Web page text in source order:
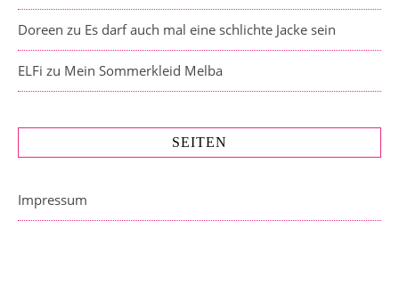
Doreen zu Es darf auch mal eine schlichte Jacke sein
ELFi zu Mein Sommerkleid Melba
SEITEN
Impressum